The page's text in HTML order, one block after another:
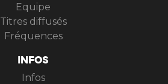
Equipe
Titres diffusés
Fréquences
INFOS
Infos